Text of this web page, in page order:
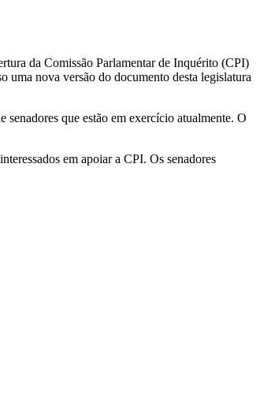
da Comissão Parlamentar de Inquérito (CPI)
uma nova versão do documento desta legislatura
que estão em exercício atualmente. O
em apoiar a CPI. Os senadores